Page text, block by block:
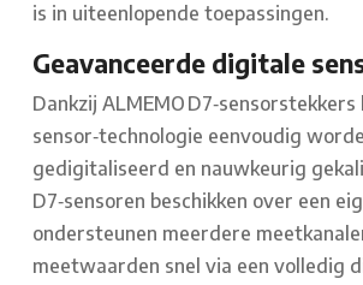
is in uiteenlopende toepassingen.
Geavanceerde digitale
Dankzij ALMEMO
sensor‑technologie eenvoudig
gedigitaliseerd en nauwkeurig
D7‑sensoren beschikken over een
ondersteunen meerdere
meetwaarden snel via een volledig